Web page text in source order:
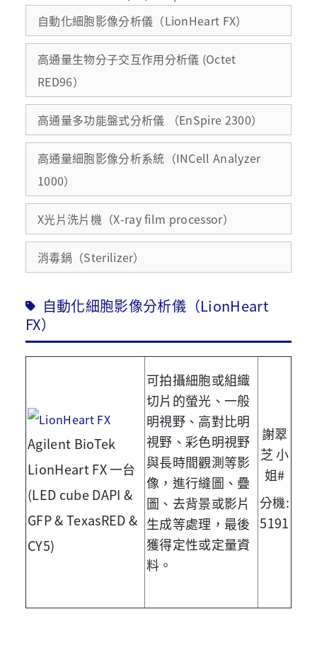
自動化細胞影像分析儀（LionHeart FX）
高通量生物分子交互作用分析儀 (Octet
RED96）
高通量多功能盤式分析儀 （EnSpire 2300）
高通量細胞影像分析系統（INCell Analyzer
1000）
X光片洗片機（X-ray film processor）
消毒鍋（Sterilizer）
自動化細胞影像分析儀（LionHeart
FX）
Agilent BioTek
LionHeart FX 一台
(LED cube DAPI &
GFP & TexasRED &
CY5)
可拍攝細胞或組織
切片的螢光、一般
明視野、高對比明
視野、彩色明視野
與長時間觀測等影
像，進行縫圖、疊
圖、去背景或影片
生成等處理，最後
獲得定性或定量資
料。
謝翠
芝 小
姐#
分機:
5191